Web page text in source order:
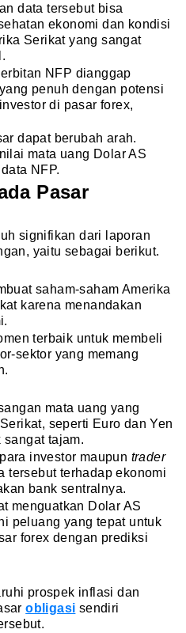
data tersebut bisa
ekonomi dan kondisi
Serikat yang sangat
NFP dianggap
penuh dengan potensi
di pasar forex,
dapat berubah arah.
mata uang Dolar AS
NFP.
Pasar
signifikan dari laporan
yaitu sebagai berikut.
saham-saham Amerika
karena menandakan
terbaik untuk membeli
sektor yang memang
mata uang yang
seperti Euro dan Yen
tajam.
investor maupun trader
tersebut terhadap ekonomi
bank sentralnya.
menguatkan Dolar AS
peluang yang tepat untuk
forex dengan prediksi
prospek inflasi dan
obligasi sendiri